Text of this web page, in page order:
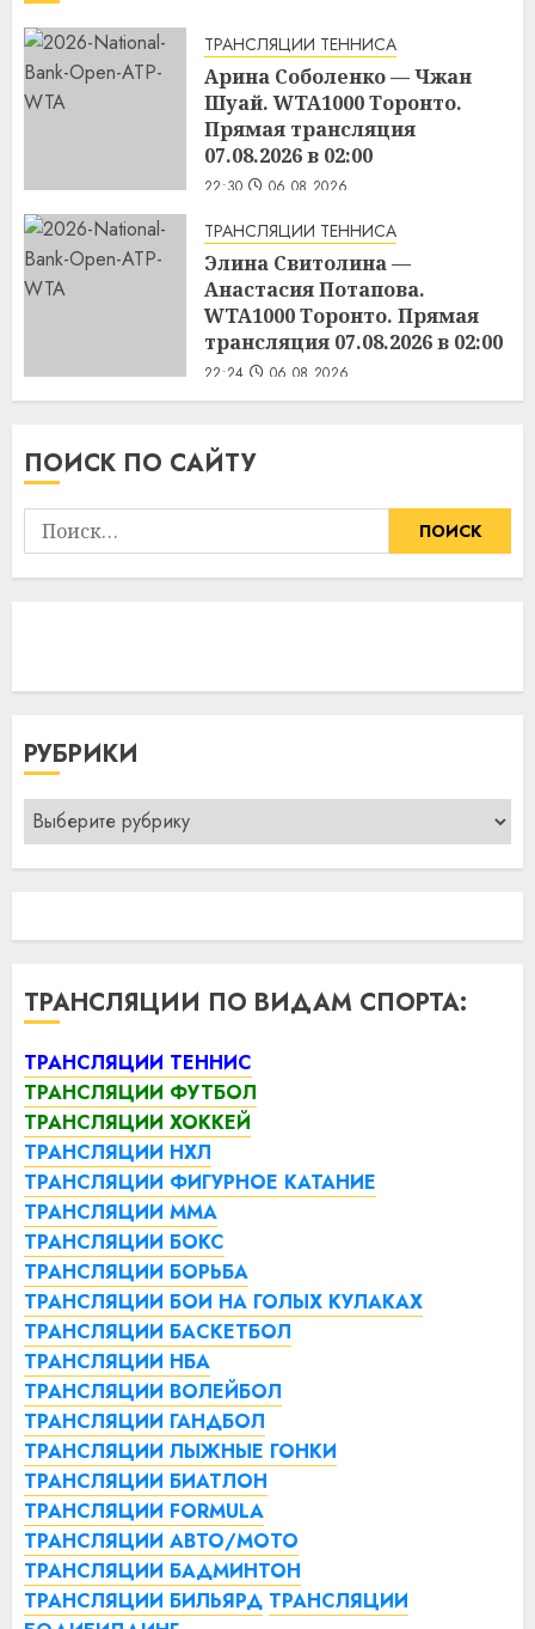
ТРАНСЛЯЦИИ ТЕННИСА
Арина Соболенко — Чжан
Шуай. WTA1000 Торонто.
Прямая трансляция
07.08.2026 в 02:00
22:30 06.08.2026
ТРАНСЛЯЦИИ ТЕННИСА
Элина Свитолина —
Анастасия Потапова.
WTA1000 Торонто. Прямая
трансляция 07.08.2026 в 02:00
22:24 06.08.2026
ПОИСК ПО САЙТУ
Найти:
РУБРИКИ
Рубрики
ТРАНСЛЯЦИИ ПО ВИДАМ СПОРТА:
ТРАНСЛЯЦИИ ТЕННИС
ТРАНСЛЯЦИИ ФУТБОЛ
ТРАНСЛЯЦИИ ХОККЕЙ
ТРАНСЛЯЦИИ НХЛ
ТРАНСЛЯЦИИ ФИГУРНОЕ КАТАНИЕ
ТРАНСЛЯЦИИ ММА
ТРАНСЛЯЦИИ БОКС
ТРАНСЛЯЦИИ БОРЬБА
ТРАНСЛЯЦИИ БОИ НА ГОЛЫХ КУЛАКАХ
ТРАНСЛЯЦИИ БАСКЕТБОЛ
ТРАНСЛЯЦИИ НБА
ТРАНСЛЯЦИИ ВОЛЕЙБОЛ
ТРАНСЛЯЦИИ ГАНДБОЛ
ТРАНСЛЯЦИИ ЛЫЖНЫЕ ГОНКИ
ТРАНСЛЯЦИИ БИАТЛОН
ТРАНСЛЯЦИИ FORMULA
ТРАНСЛЯЦИИ АВТО/МОТО
ТРАНСЛЯЦИИ БАДМИНТОН
ТРАНСЛЯЦИИ БИЛЬЯРД ТРАНСЛЯЦИИ